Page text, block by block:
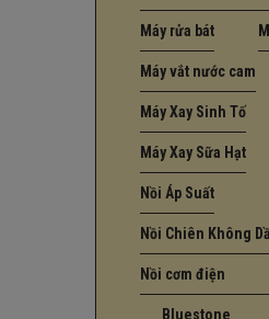
Máy rửa bát
Máy vắt nước cam
Máy Xay Sinh Tố
Máy Xay Sữa Hạt
Nồi Áp Suất
Nồi Chiên Không
Nồi cơm điện
Bluestone